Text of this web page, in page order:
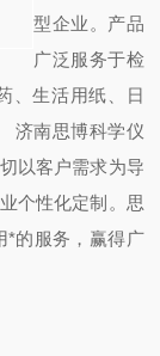
型企业。产品
广泛服务于检
、生活用纸、日
济南思博科学仪
以客户需求为导
个性化定制。思
*的服务，赢得广